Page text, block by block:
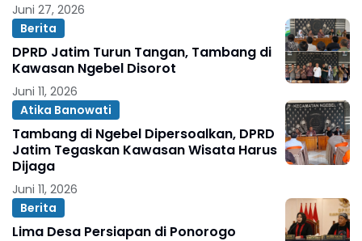
Juni 27, 2026
Berita
DPRD Jatim Turun Tangan, Tambang di
Kawasan Ngebel Disorot
Juni 11, 2026
Atika Banowati
Tambang di Ngebel Dipersoalkan, DPRD
Jatim Tegaskan Kawasan Wisata Harus
Dijaga
Juni 11, 2026
Berita
Lima Desa Persiapan di Ponorogo